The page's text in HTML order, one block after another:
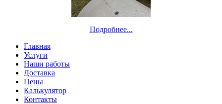
Подробнее...
Главная
Услуги
Наши работы
Доставка
Цены
Калькулятор
Контакты